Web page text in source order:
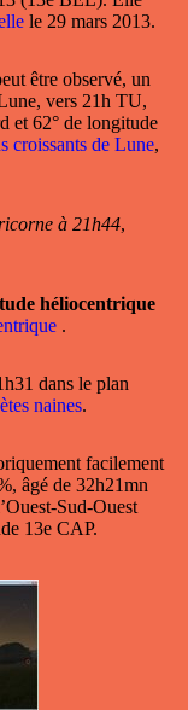
le 29 mars 2013.
être observé, un
vers 21h TU,
et 62° de longitude
croissants de Lune,
à 21h44,
héliocentrique
.
dans le plan
naines.
facilement
âgé de 32h21mn
Sud-Ouest
13e CAP.